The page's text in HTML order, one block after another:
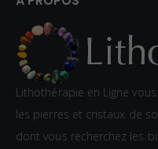
Lithothérapie en Ligne
les pierres et cristaux de
dont vous recherchez les